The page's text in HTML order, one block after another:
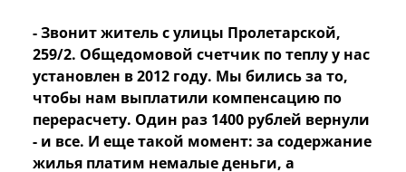
- Звонит житель с улицы Пролетарской,
259/2. Общедомовой счетчик по теплу у нас
установлен в 2012 году. Мы бились за то,
чтобы нам выплатили компенсацию по
перерасчету. Один раз 1400 рублей вернули
- и все. И еще такой момент: за содержание
жилья платим немалые деньги, а